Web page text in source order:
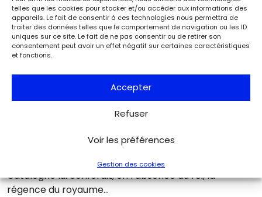
telles que les cookies pour stocker et/ou accéder aux informations des
appareils. Le fait de consentir à ces technologies nous permettra de
traiter des données telles que le comportement de navigation ou les ID
uniques sur ce site. Le fait de ne pas consentir ou de retirer son
consentement peut avoir un effet négatif sur certaines caractéristiques
et fonctions.
Accepter
Refuser
Voir les préférences
Gestion des cookies
reine
Tournée vers le spectateur, trônant en majesté sur
Velázquez, Élisabeth de France sort ainsi une nouvelle
fois de l’ombre : auréolée du respect que donnait aux
reines la mise au monde d’un héritier, elle sut avec
finesse contrer peu à peu Olivares, profiter de ses
erreurs et de son impopularité croissante auprès des
grands d’Espagne, pour obtenir finalement son renvoi
en 1643, alors que le soulèvement du Portugal et de la
Catalogne lui conférait, en l’absence du roi, la
régence du royaume…